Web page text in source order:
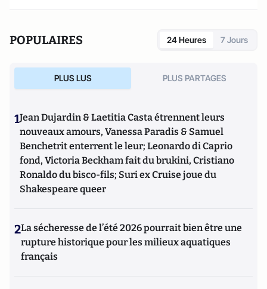
POPULAIRES 24 Heures 7 Jours
PLUS LUS PLUS PARTAGES
1Jean Dujardin & Laetitia Casta étrennent leurs
nouveaux amours, Vanessa Paradis & Samuel
Benchetrit enterrent le leur; Leonardo di Caprio
fond, Victoria Beckham fait du brukini, Cristiano
Ronaldo du bisco-fils; Suri ex Cruise joue du
Shakespeare queer
2La sécheresse de l’été 2026 pourrait bien être une
rupture historique pour les milieux aquatiques
français